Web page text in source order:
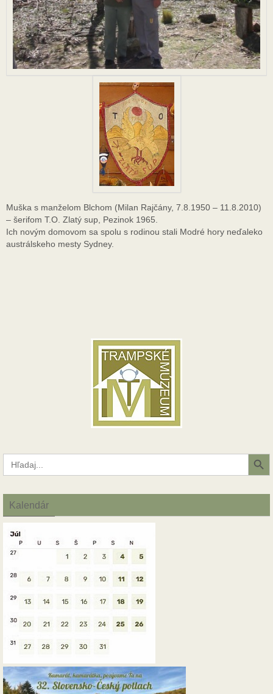
Muška s manželom Blchom (Milan Rajčány, 7.8.1950 – 11.8.2010)
– šerifom T.O. Zlatý sup, Pezinok 1965.
Ich novým domovom sa spolu s rodinou stali Modré hory neďaleko
austrálskeho mesty Sydney.
Search
for:
Search Button
Kalendár